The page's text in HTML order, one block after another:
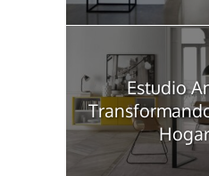
Estudio